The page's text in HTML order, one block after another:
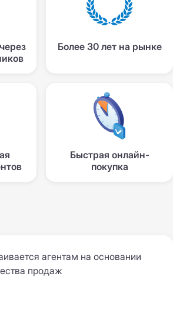
Более 30 лет на рынке
Быстрая онлайн-
покупка
агентам на основании
продаж